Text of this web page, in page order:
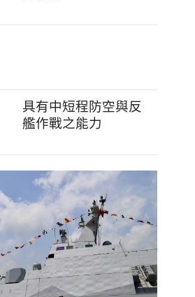
具有中短程防空與反
艦作戰之能力